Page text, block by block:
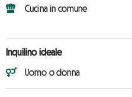
Cucina in comune
Inquilino ideale
Uomo o donna